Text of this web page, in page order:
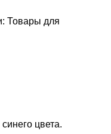
Товары для
цвета.